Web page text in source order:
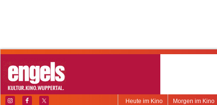
Morgen im Kino
Heute im Kino